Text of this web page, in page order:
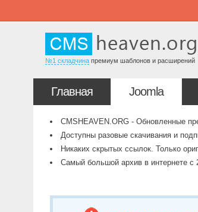
№1 складчина премиум шаблонов и расширений
Главная Joomla
CMSHEAVEN.ORG - Обновленные
Доступны разовые скачивания и
Никаких скрытых ссылок. Только
Самый большой архив в интернете с